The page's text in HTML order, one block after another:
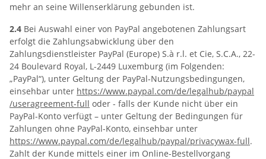
mehr an seine Willenserklärung gebunden ist.
2.4 Bei Auswahl einer von PayPal angebotenen Zahlungsart
erfolgt die Zahlungsabwicklung über den
Zahlungsdienstleister PayPal (Europe) S.à r.l. et Cie, S.C.A., 22-
24 Boulevard Royal, L-2449 Luxemburg (im Folgenden:
„PayPal“), unter Geltung der PayPal-Nutzungsbedingungen,
einsehbar unter https://www.paypal.com/de/legalhub/paypal
/useragreement-full oder - falls der Kunde nicht über ein
PayPal-Konto verfügt – unter Geltung der Bedingungen für
Zahlungen ohne PayPal-Konto, einsehbar unter
https://www.paypal.com/de/legalhub/paypal/privacywax-full.
Zahlt der Kunde mittels einer im Online-Bestellvorgang